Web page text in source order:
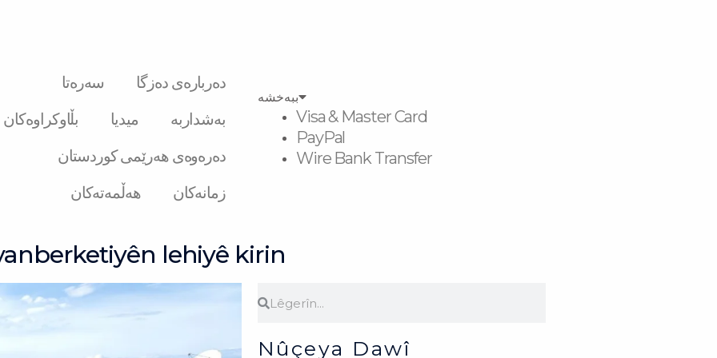
سەرەتا
دەربارەی دەزگا
بڵاوکراوەکان
میدیا
بەشداربە
دەرەوەی هەرێمی کوردستان
هەڵمەتەکان
زمانەکان
ببەخشە
Visa & Master Card
PayPal
Wire Bank Transfer
lehiyê kirin
Nûçeya Dawî